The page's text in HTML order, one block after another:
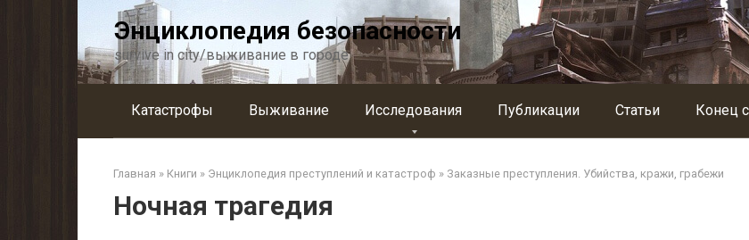
Энциклопедия безопасности
survive in city/выживание в городе
Катастрофы Выживание Исследования Публикации Статьи Конец
Главная » Книги » Энциклопедия преступлений и катастроф » Заказные преступления. Убийства, кражи, грабежи
Ночная трагедия